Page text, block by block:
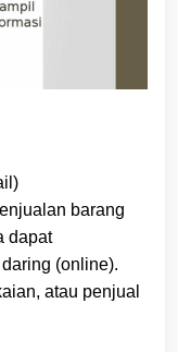
barang
dapat
(online).
atau penjual